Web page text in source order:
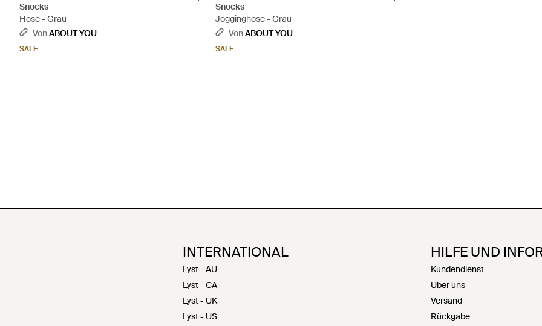
Snocks
Hose - Grau
VonABOUT YOU
SALE
Snocks
Jogginghose - Grau
VonABOUT YOU
SALE
INTERNATIONAL
Lyst - AU
Lyst - CA
Lyst - UK
Lyst - US
HILFE UND
Kundendienst
Über uns
Versand
Rückgabe